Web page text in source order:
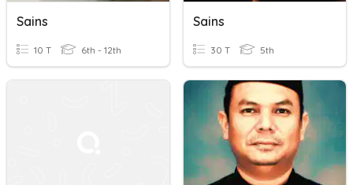
Sains
10 T 6th - 12th
Sains
30 T 5th